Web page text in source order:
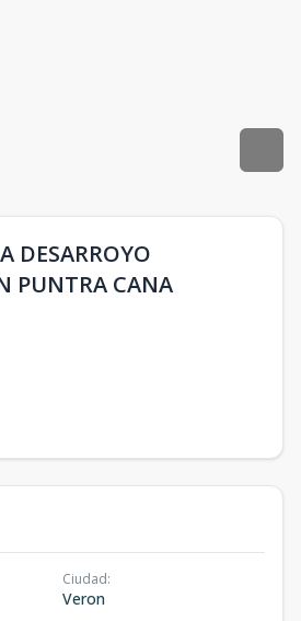
DESARROYO
PUNTRA CANA
Ciudad:
Veron